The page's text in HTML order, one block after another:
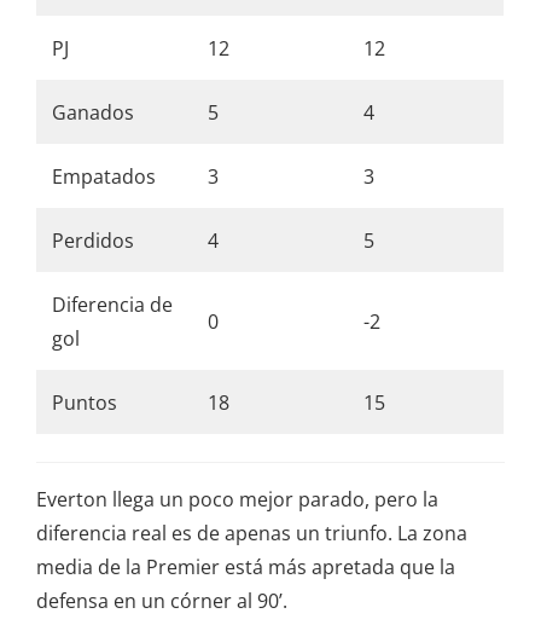
PJ 12 12
Ganados 5 4
Empatados 3 3
Perdidos 4 5
Diferencia de
gol
0 -2
Puntos 18 15
Everton llega un poco mejor parado, pero la
diferencia real es de apenas un triunfo. La zona
media de la Premier está más apretada que la
defensa en un córner al 90’.